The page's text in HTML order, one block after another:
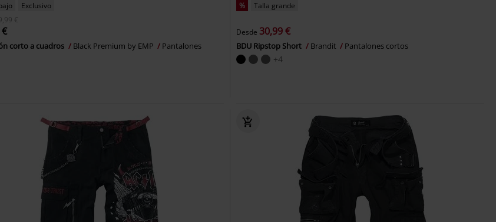
Exclusivo
€
corto a cuadros Black Premium by EMP
Pantalones
% Talla grande
Desde 30,99 €
BDU Ripstop Short Brandit Pantalones cortos
+4